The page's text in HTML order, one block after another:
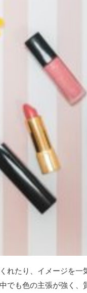
れたり、イメージを
でも色の主張が強く、